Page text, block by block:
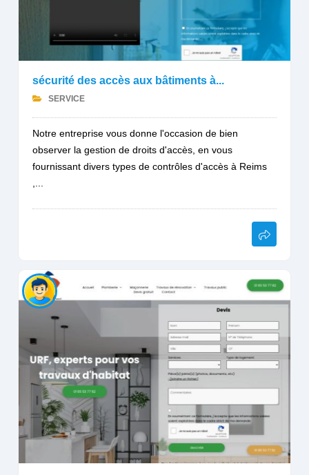
sécurité des accès aux bâtiments à...
SERVICE
Notre entreprise vous donne l'occasion de bien
observer la gestion de droits d'accès, en vous
fournissant divers types de contrôles d'accès à Reims